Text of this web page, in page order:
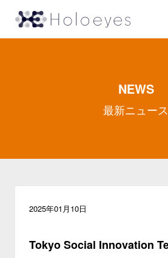
NEWS
最新ニュース
2025年01月10日
Tokyo Social Innovation